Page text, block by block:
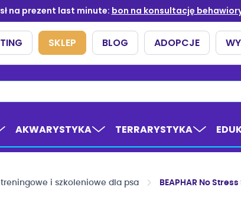
AKWARYSTYKA TERRARYSTYKA
i szkoleniowe dla psa BEAPHAR No